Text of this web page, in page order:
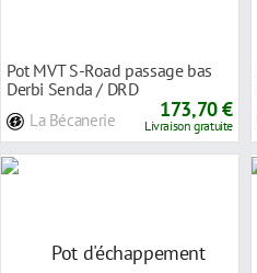
Pot MVT S-Road passage bas
Derbi Senda / DRD
La Bécanerie 173,70 €
Livraison gratuite